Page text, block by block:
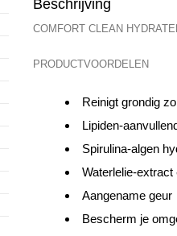
Beschrijving
COMFORT CLEAN
PRODUCTVOORDELEN
Reinigt grondig
Lipiden-
Spirulina-algen
Waterlelie-extract
Aangename geur
Bescherm je